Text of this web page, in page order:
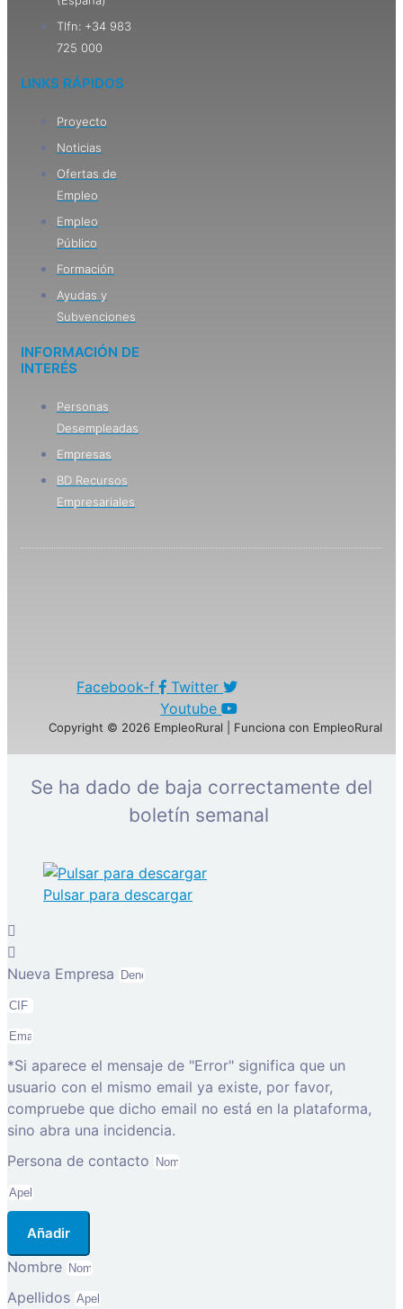
Tlfn: +34 983
725 000
LINKS RÁPIDOS
Proyecto
Noticias
Ofertas de
Empleo
Empleo
Público
Formación
Ayudas y
Subvenciones
INFORMACIÓN DE
INTERÉS
Personas
Desempleadas
Empresas
BD Recursos
Empresariales
Facebook-f
Twitter
Youtube
Copyright © 2026 EmpleoRural | Funciona con EmpleoRural
Se ha dado de baja correctamente del
boletín semanal
Pulsar para descargar
Nueva Empresa
*Si aparece el mensaje de "Error" significa que un
usuario con el mismo email ya existe, por favor,
compruebe que dicho email no está en la plataforma,
sino abra una incidencia.
Persona de contacto
Añadir
Nombre
Apellidos